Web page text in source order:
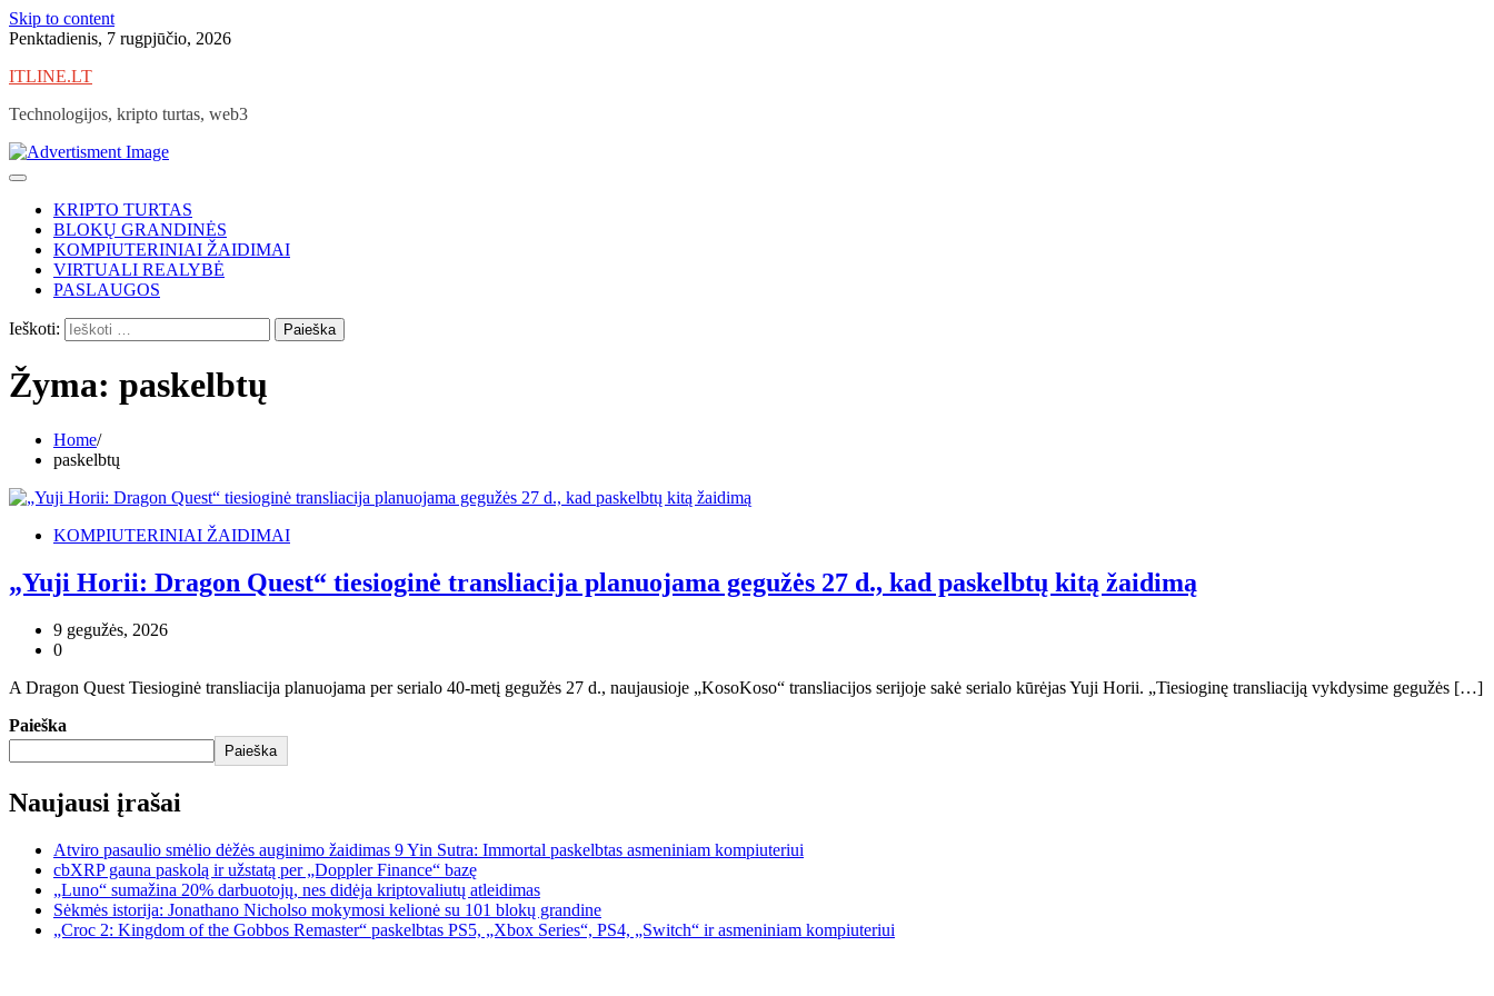
Skip to content
Penktadienis, 7 rugpjūčio, 2026
ITLINE.LT
Technologijos, kripto turtas, web3
KRIPTO TURTAS
BLOKŲ GRANDINĖS
KOMPIUTERINIAI ŽAIDIMAI
VIRTUALI REALYBĖ
PASLAUGOS
Ieškoti:
Žyma: paskelbtų
Home
paskelbtų
KOMPIUTERINIAI ŽAIDIMAI
„Yuji Horii: Dragon Quest“ tiesioginė transliacija planuojama gegužės 27 d., kad paskelbtų kitą žaidimą
9 gegužės, 2026
0
A Dragon Quest Tiesioginė transliacija planuojama per serialo 40-metį gegužės 27 d., naujausioje „KosoKoso“ transliacijos serijoje sakė serialo kūrėjas Yuji Horii. „Tiesioginę transliaciją vykdysime gegužės […]
Paieška
Paieška
Naujausi įrašai
Atviro pasaulio smėlio dėžės auginimo žaidimas 9 Yin Sutra: Immortal paskelbtas asmeniniam kompiuteriui
cbXRP gauna paskolą ir užstatą per „Doppler Finance“ bazę
„Luno“ sumažina 20% darbuotojų, nes didėja kriptovaliutų atleidimas
Sėkmės istorija: Jonathano Nicholso mokymosi kelionė su 101 blokų grandine
„Croc 2: Kingdom of the Gobbos Remaster“ paskelbtas PS5, „Xbox Series“, PS4, „Switch“ ir asmeniniam kompiuteriui